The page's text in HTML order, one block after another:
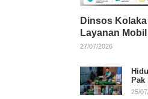
Dinsos
Layanan
Gratis bagi
27/07/2026
Pak
25/